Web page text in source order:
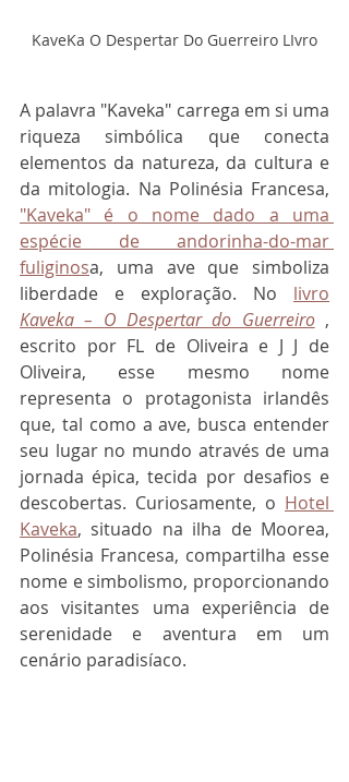
KaveKa O Despertar Do Guerreiro LIvro
A palavra "Kaveka" carrega em si uma
riqueza simbólica que conecta
elementos da natureza, da cultura e
"Kaveka" é o nome dado a uma
espécie de andorinha-do-mar
fuliginosa, uma ave que simboliza
liberdade e exploração. No livro
Kaveka – O Despertar do Guerreiro ,
escrito por FL de Oliveira e J J de
Oliveira, esse mesmo nome
representa o protagonista irlandês
que, tal como a ave, busca entender
seu lugar no mundo através de uma
jornada épica, tecida por desafios e
descobertas. Curiosamente, o Hotel
Kaveka, situado na ilha de Moorea,
Polinésia Francesa, compartilha esse
nome e simbolismo, proporcionando
aos visitantes uma experiência de
serenidade e aventura em um
cenário paradisíaco.